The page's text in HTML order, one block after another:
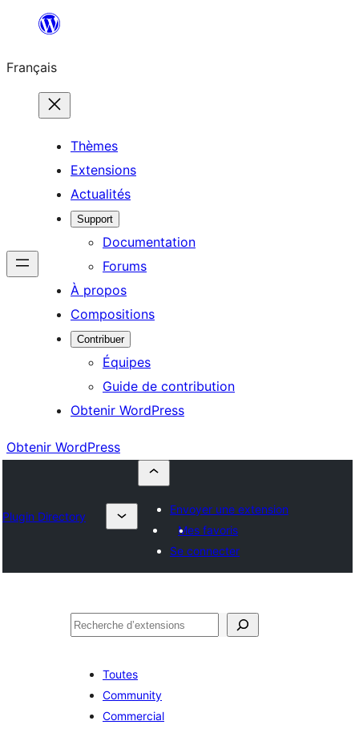
contenu
Français
Thèmes
Extensions
Actualités
Support
Documentation
Forums
À propos
Compositions
Contribuer
Équipes
Guide de contribution
Obtenir WordPress
Obtenir WordPress
Plugin Directory
Envoyer une extension
Mes favoris
Se connecter
Rechercher
Toutes
Community
Commercial